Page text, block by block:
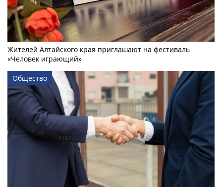
Жителей Алтайского края приглашают на фестиваль
«Человек играющий»
Общество